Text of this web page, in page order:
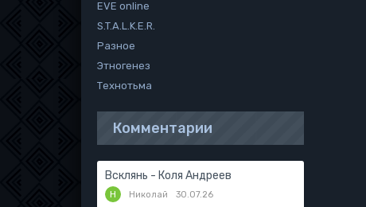
EVE online
S.T.A.L.K.E.R.
Разное
Этногенез
Технотьма
Комментарии
Всклянь - Коля Андреев
Н Николай 30.07.26